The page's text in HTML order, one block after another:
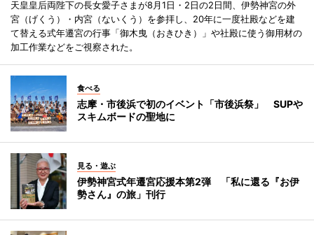
天皇皇后両陛下の長女愛子さまが8月1日・2日の2日間、伊勢神宮の外
宮（げくう）・内宮（ないくう）を参拝し、20年に一度社殿などを建
て替える式年遷宮の行事「御木曳（おきひき）」や社殿に使う御用材の
加工作業などをご視察された。
食べる
志摩・市後浜で初のイベント「市後浜祭」 SUPや
スキムボードの聖地に
見る・遊ぶ
伊勢神宮式年遷宮応援本第2弾 「私に還る『お伊
勢さん』の旅」刊行